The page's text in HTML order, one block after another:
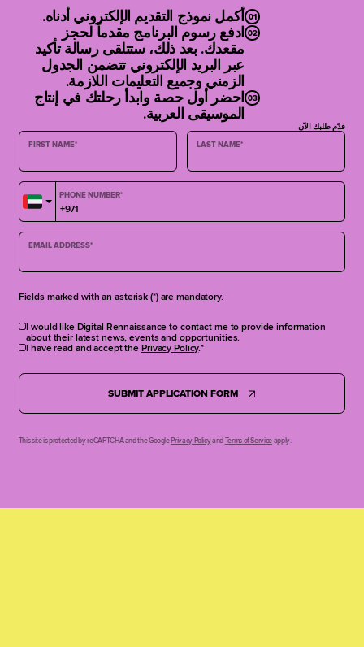
أكمل نموذج التقديم الإلكتروني أدناه.
ادفع رسوم البرنامج مقدماً لحجز
مقعدك. بعد ذلك، ستتلقى رسالة تأكيد
عبر البريد الإلكتروني تتضمن الجدول
الزمني وجميع التعليمات اللازمة.
احضر أول حصة وابدأ رحلتك في إنتاج
الموسيقى العربية.
قدّم طلبك الآن
FIRST NAME* LAST NAME*
PHONE NUMBER*
EMAIL ADDRESS*
Fields marked with an asterisk (*) are mandatory.
I would like Digital Rennaissance to contact me to provide information
about their latest news, events and opportunities.
I have read and accept thePrivacy Policy.
SUBMIT APPLICATION FORM
This site is protected by reCAPTCHA and the Google Privacy Policyand Terms of Serviceapply.